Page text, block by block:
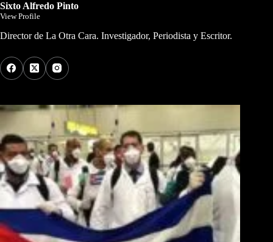
Sixto Alfredo Pinto
View Profile
Director de La Otra Cara. Investigador, Periodista y Escritor.